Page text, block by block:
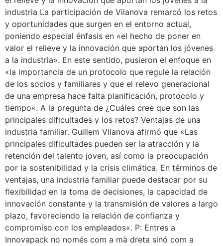
industria La participación de Vilanova remarcó los retos
y oportunidades que surgen en el entorno actual,
poniendo especial énfasis en «el hecho de poner en
valor el relieve y la innovación que aportan los jóvenes
a la industria». En este sentido, pusieron el enfoque en
«la importancia de un protocolo que regule la relación
de los socios y familiares y que el relevo generacional
de una empresa hace falta planificación, protocolo y
tiempo«. A la pregunta de ¿Cuáles cree que son las
principales dificultades y los retos? Ventajas de una
industria familiar. Guillem Vilanova afirmó que «Las
principales dificultades pueden ser la atracción y la
retención del talento joven, así como la preocupación
por la sostenibilidad y la crisis climática. En términos de
ventajas, una industria familiar puede destacar por su
flexibilidad en la toma de decisiones, la capacidad de
innovación constante y la transmisión de valores a largo
plazo, favoreciendo la relación de confianza y
compromiso con los empleados«. P: Entres a
Innovapack no només com a mà dreta sinó com a